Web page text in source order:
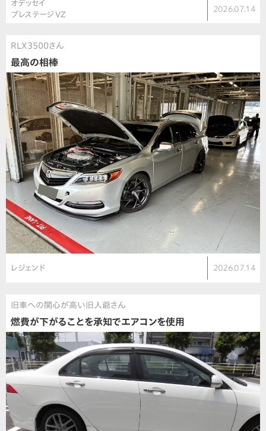
オデッセイ
プレステージ VZ
2026.07.14
RLX3500さん
最高の相棒
レジェンド 2026.07.14
旧車への関心が高い旧人爺さん
燃費が下がることを承知でエアコンを使用